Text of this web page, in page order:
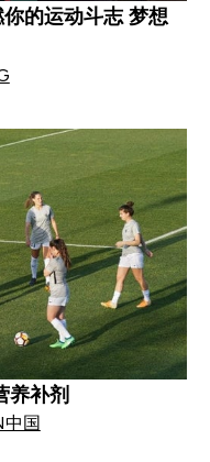
的运动斗志 梦想
养补剂
中国